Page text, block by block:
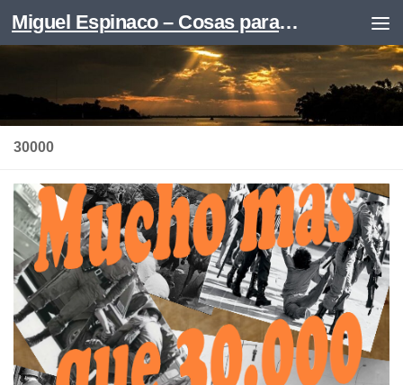
Skip to content Miguel Espinaco – Cosas para leer
30000